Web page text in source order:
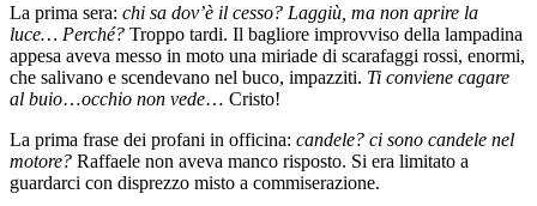
La prima sera: chi sa dov’è il cesso? Laggiù, ma non aprire la
luce… Perché? Troppo tardi. Il bagliore improvviso della lampadina
appesa aveva messo in moto una miriade di scarafaggi rossi, enormi,
che salivano e scendevano nel buco, impazziti. Ti conviene cagare
al buio…occhio non vede… Cristo!
La prima frase dei profani in officina: candele? ci sono candele nel
motore? Raffaele non aveva manco risposto. Si era limitato a
guardarci con disprezzo misto a commiserazione.